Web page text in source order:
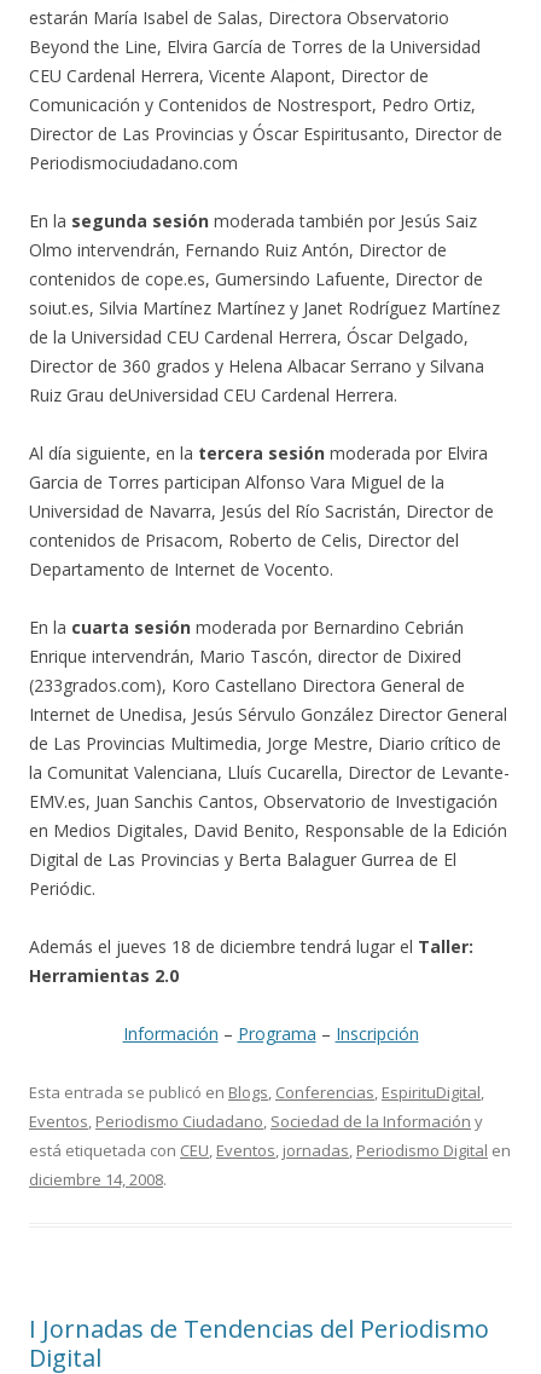
estarán María Isabel de Salas, Directora Observatorio
Beyond the Line, Elvira García de Torres de la Universidad
CEU Cardenal Herrera, Vicente Alapont, Director de
Comunicación y Contenidos de Nostresport, Pedro Ortiz,
Director de Las Provincias y Óscar Espiritusanto, Director de
Periodismociudadano.com
En la segunda sesión moderada también por Jesús Saiz
Olmo intervendrán, Fernando Ruiz Antón, Director de
contenidos de cope.es, Gumersindo Lafuente, Director de
soiut.es, Silvia Martínez Martínez y Janet Rodríguez Martínez
de la Universidad CEU Cardenal Herrera, Óscar Delgado,
Director de 360 grados y Helena Albacar Serrano y Silvana
Ruiz Grau deUniversidad CEU Cardenal Herrera.
Al día siguiente, en la tercera sesión moderada por Elvira
Garcia de Torres participan Alfonso Vara Miguel de la
Universidad de Navarra, Jesús del Río Sacristán, Director de
contenidos de Prisacom, Roberto de Celis, Director del
Departamento de Internet de Vocento.
En la cuarta sesión moderada por Bernardino Cebrián
Enrique intervendrán, Mario Tascón, director de Dixired
(233grados.com), Koro Castellano Directora General de
Internet de Unedisa, Jesús Sérvulo González Director General
de Las Provincias Multimedia, Jorge Mestre, Diario crítico de
la Comunitat Valenciana, Lluís Cucarella, Director de Levante-
EMV.es, Juan Sanchis Cantos, Observatorio de Investigación
en Medios Digitales, David Benito, Responsable de la Edición
Digital de Las Provincias y Berta Balaguer Gurrea de El
Periódic.
Además el jueves 18 de diciembre tendrá lugar el Taller:
Herramientas 2.0
Información – Programa – Inscripción
Esta entrada se publicó en Blogs, Conferencias, EspirituDigital,
Eventos, Periodismo Ciudadano, Sociedad de la Información y
está etiquetada con CEU, Eventos, jornadas, Periodismo Digital en
diciembre 14, 2008.
I Jornadas de Tendencias del Periodismo
Digital